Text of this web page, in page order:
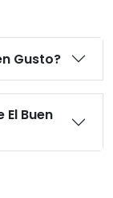
Gusto?
Buen